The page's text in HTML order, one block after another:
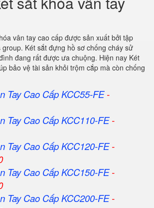
vân tay cao cấp được sản xuất bởi tập
group. Két sắt đựng hồ sơ chống cháy sử
đang rất được ưa chuộng. Hiện nay Két
bảo vệ tài sản khỏi trộm cắp mà còn chống
Tay Cao Cấp KCC55-FE-
Tay Cao Cấp KCC110-FE-
Tay Cao Cấp KCC120-FE-
Tay Cao Cấp KCC150-FE-
Tay Cao Cấp KCC200-FE-